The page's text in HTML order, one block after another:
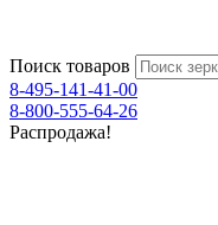
Поиск товаров
8-495-141-41-00
8-800-555-64-26
Распродажа!